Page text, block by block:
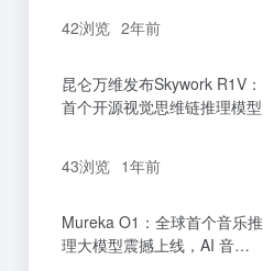
42浏览 2年前
昆仑万维发布Skywork R1V：
首个开源视觉思维链推理模型
43浏览 1年前
Mureka O1：全球首个音乐推
理大模型震撼上线，AI 音乐